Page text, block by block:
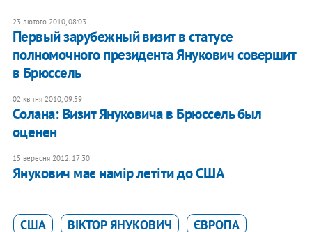
23 лютого 2010, 08:03
Первый зарубежный визит в статусе
полномочного президента Янукович совершит
в Брюссель
02 квітня 2010, 09:59
Солана: Визит Януковича в Брюссель был
оценен
15 вересня 2012, 17:30
Янукович має намір летіти до США
США ВІКТОР ЯНУКОВИЧ ЄВРОПА